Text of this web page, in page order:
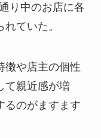
り中のお店に各
ていた。
徴や店主の個性
て親近感が増
るのがますます